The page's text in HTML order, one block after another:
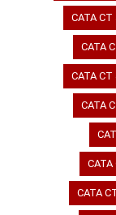
CATA
CATA
CATA
CATA
CATA